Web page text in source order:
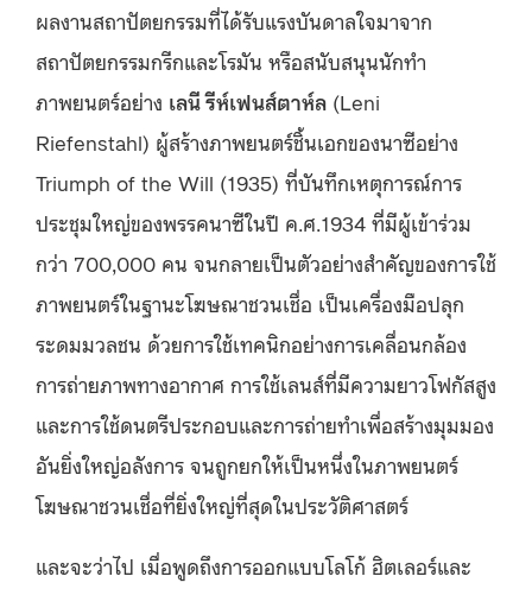
ผลงานสถาปัตยกรรมที่ได้รับแรงบันดาลใจมาจาก
สถาปัตยกรรมกรีกและโรมัน หรือสนับสนุนนักทำ
ภาพยนตร์อย่าง เลนี รีห์เฟนส์ตาห์ล (Leni
Riefenstahl) ผู้สร้างภาพยนตร์ชิ้นเอกของนาซีอย่าง
Triumph of the Will (1935) ที่บันทึกเหตุการณ์การ
ประชุมใหญ่ของพรรคนาซีในปี ค.ศ.1934 ที่มีผู้เข้าร่วม
กว่า 700,000 คน จนกลายเป็นตัวอย่างสำคัญของการใช้
ภาพยนตร์ในฐานะโฆษณาชวนเชื่อ เป็นเครื่องมือปลุก
ระดมมวลชน ด้วยการใช้เทคนิกอย่างการเคลื่อนกล้อง
การถ่ายภาพทางอากาศ การใช้เลนส์ที่มีความยาวโฟกัสสูง
และการใช้ดนตรีประกอบและการถ่ายทำเพื่อสร้างมุมมอง
อันยิ่งใหญ่อลังการ จนถูกยกให้เป็นหนึ่งในภาพยนตร์
โฆษณาชวนเชื่อที่ยิ่งใหญ่ที่สุดในประวัติศาสตร์
และจะว่าไป เมื่อพูดถึงการออกแบบโลโก้ ฮิตเลอร์และ